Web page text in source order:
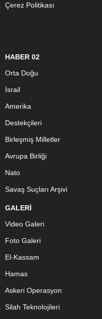
Çerez Politikası
HABER 02
Orta Doğu
İsrail
Amerika
Destekçileri
Birleşmiş Milletler
Avrupa Birliği
Nato
Savaş Suçları Arşivi
GALERİ
Video Galeri
Foto Galeri
El-Kassam
Hamas
Askeri Operasyon
Silah Teknolojileri